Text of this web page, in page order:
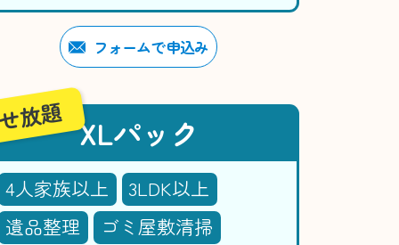
フォームで申込み
XLパック
4人家族以上
3LDK以上
遺品整理
ゴミ屋敷清掃
放題